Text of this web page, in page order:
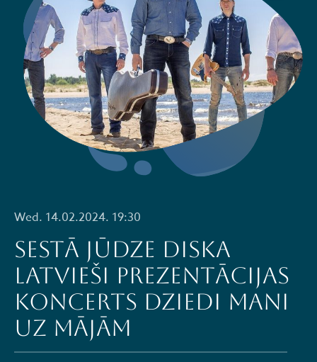
Wed. 14.02.2024. 19:30
SESTĀ JŪDZE diska
LATVIEŠI prezentācijas
koncerts DZIEDI MANI
UZ MĀJĀM